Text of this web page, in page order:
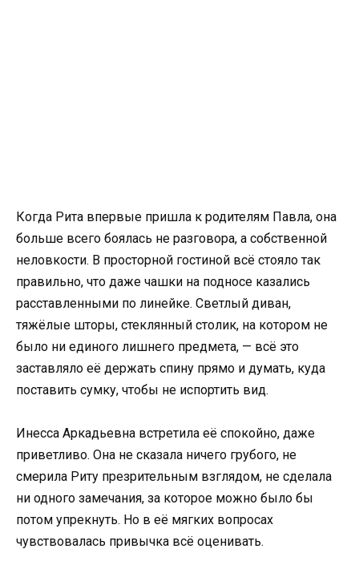
Когда Рита впервые пришла к родителям Павла, она
больше всего боялась не разговора, а собственной
неловкости. В просторной гостиной всё стояло так
правильно, что даже чашки на подносе казались
расставленными по линейке. Светлый диван,
тяжёлые шторы, стеклянный столик, на котором не
было ни единого лишнего предмета, — всё это
заставляло её держать спину прямо и думать, куда
поставить сумку, чтобы не испортить вид.
Инесса Аркадьевна встретила её спокойно, даже
приветливо. Она не сказала ничего грубого, не
смерила Риту презрительным взглядом, не сделала
ни одного замечания, за которое можно было бы
потом упрекнуть. Но в её мягких вопросах
чувствовалась привычка всё оценивать.